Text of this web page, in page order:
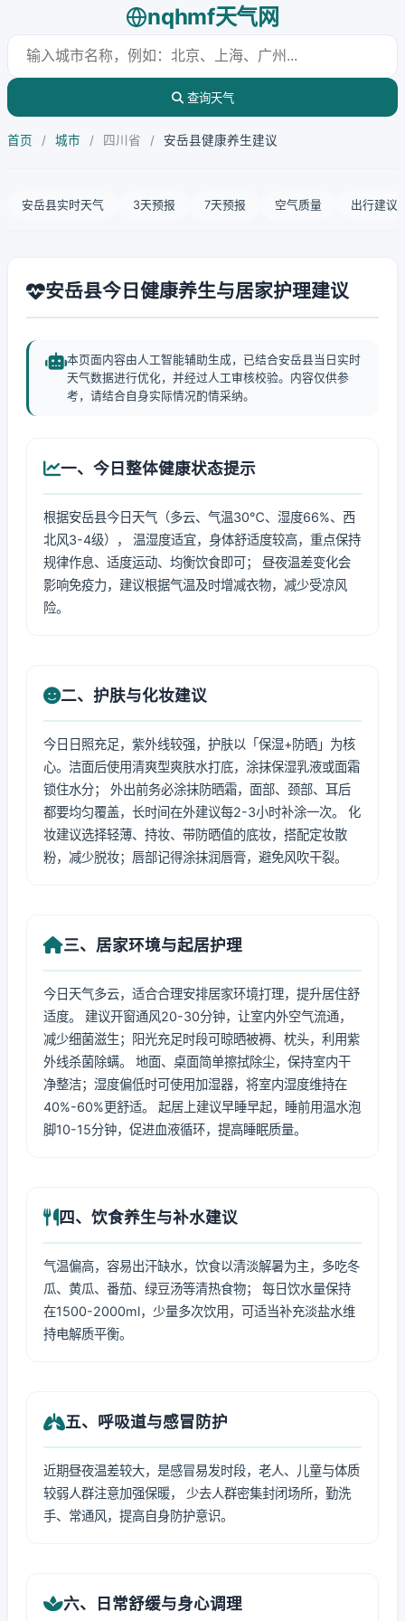
nqhmf天气网
查询天气
首页 / 城市 / 四川省 / 安岳县健康养生建议
安岳县实时天气 3天预报 7天预报 空气质量 出行建议
安岳县今日健康养生与居家护理建议
本页面内容由人工智能辅助生成，已结合安岳县当日实时
天气数据进行优化，并经过人工审核校验。内容仅供参
考，请结合自身实际情况酌情采纳。
一、今日整体健康状态提示
根据安岳县今日天气（多云、气温30℃、湿度66%、西
北风3-4级）， 温湿度适宜，身体舒适度较高，重点保持
规律作息、适度运动、均衡饮食即可； 昼夜温差变化会
影响免疫力，建议根据气温及时增减衣物，减少受凉风
险。
二、护肤与化妆建议
今日日照充足，紫外线较强，护肤以「保湿+防晒」为核
心。洁面后使用清爽型爽肤水打底，涂抹保湿乳液或面霜
锁住水分； 外出前务必涂抹防晒霜，面部、颈部、耳后
都要均匀覆盖，长时间在外建议每2-3小时补涂一次。 化
妆建议选择轻薄、持妆、带防晒值的底妆，搭配定妆散
粉，减少脱妆；唇部记得涂抹润唇膏，避免风吹干裂。
三、居家环境与起居护理
今日天气多云，适合合理安排居家环境打理，提升居住舒
适度。 建议开窗通风20-30分钟，让室内外空气流通，
减少细菌滋生；阳光充足时段可晾晒被褥、枕头，利用紫
外线杀菌除螨。 地面、桌面简单擦拭除尘，保持室内干
净整洁；湿度偏低时可使用加湿器，将室内湿度维持在
40%-60%更舒适。 起居上建议早睡早起，睡前用温水泡
脚10-15分钟，促进血液循环，提高睡眠质量。
四、饮食养生与补水建议
气温偏高，容易出汗缺水，饮食以清淡解暑为主，多吃冬
瓜、黄瓜、番茄、绿豆汤等清热食物； 每日饮水量保持
在1500-2000ml，少量多次饮用，可适当补充淡盐水维
持电解质平衡。
五、呼吸道与感冒防护
近期昼夜温差较大，是感冒易发时段，老人、儿童与体质
较弱人群注意加强保暖， 少去人群密集封闭场所，勤洗
手、常通风，提高自身防护意识。
六、日常舒缓与身心调理